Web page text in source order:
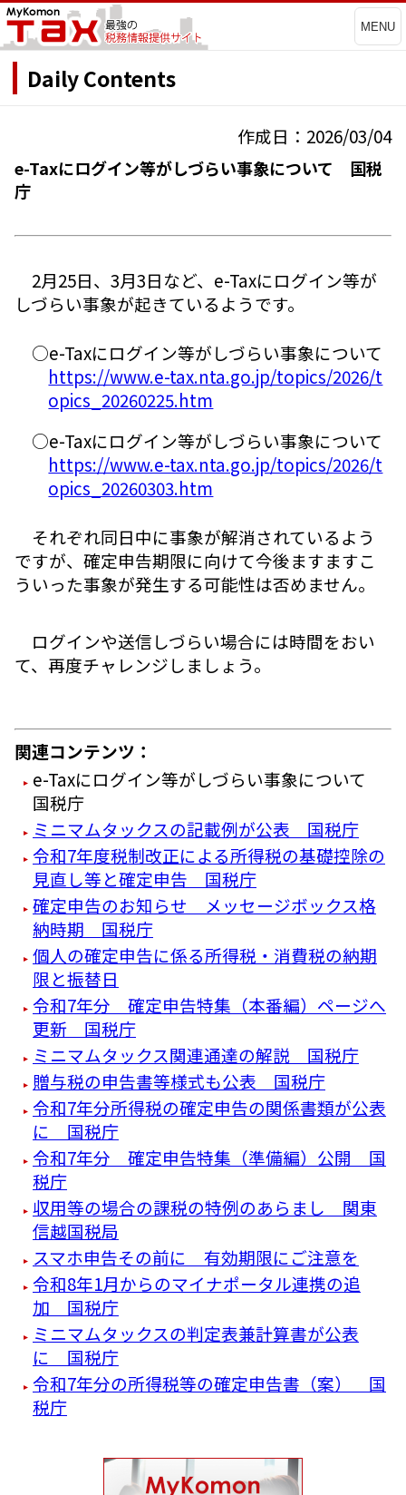
MENU
Daily Contents
作成日：2026/03/04
e-Taxにログイン等がしづらい事象について 国税
庁
2月25日、3月3日など、e-Taxにログイン等が
しづらい事象が起きているようです。
○e-Taxにログイン等がしづらい事象について
https://www.e-tax.nta.go.jp/topics/2026/t
opics_20260225.htm
○e-Taxにログイン等がしづらい事象について
https://www.e-tax.nta.go.jp/topics/2026/t
opics_20260303.htm
それぞれ同日中に事象が解消されているよう
ですが、確定申告期限に向けて今後ますますこ
ういった事象が発生する可能性は否めません。
ログインや送信しづらい場合には時間をおい
て、再度チャレンジしましょう。
関連コンテンツ：
e-Taxにログイン等がしづらい事象について
国税庁
ミニマムタックスの記載例が公表 国税庁
令和7年度税制改正による所得税の基礎控除の
見直し等と確定申告 国税庁
確定申告のお知らせ メッセージボックス格
納時期 国税庁
個人の確定申告に係る所得税・消費税の納期
限と振替日
令和7年分 確定申告特集（本番編）ページへ
更新 国税庁
ミニマムタックス関連通達の解説 国税庁
贈与税の申告書等様式も公表 国税庁
令和7年分所得税の確定申告の関係書類が公表
に 国税庁
令和7年分 確定申告特集（準備編）公開 国
税庁
収用等の場合の課税の特例のあらまし 関東
信越国税局
スマホ申告その前に 有効期限にご注意を
令和8年1月からのマイナポータル連携の追
加 国税庁
ミニマムタックスの判定表兼計算書が公表
に 国税庁
令和7年分の所得税等の確定申告書（案） 国
税庁